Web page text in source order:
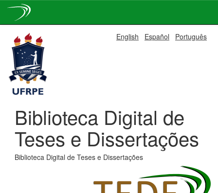
navigation
English Español Português
Biblioteca Digital de
Teses e Dissertações
Biblioteca Digital de Teses e Dissertações